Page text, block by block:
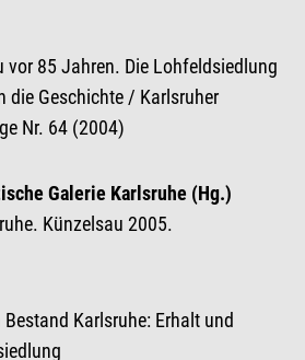
vor 85 Jahren. Die Lohfeldsiedlung
die Geschichte / Karlsruher
Nr. 64 (2004)
Galerie Karlsruhe (Hg.)
Künzelsau 2005.
Karlsruhe: Erhalt und